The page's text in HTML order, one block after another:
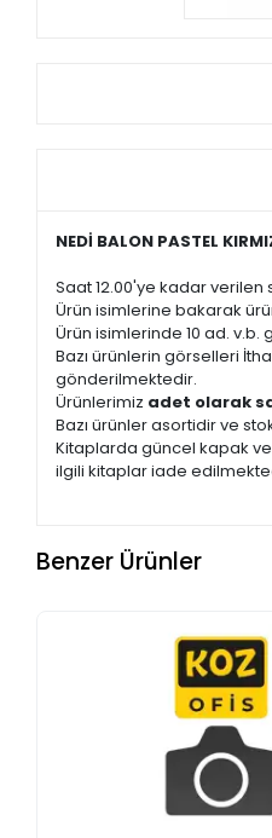
NEDİ BALON PASTEL
Saat 12.00'ye kadar
Ürün isimlerine bakarak
Ürün isimlerinde 10 ad. v.b.
Bazı ürünlerin görselleri
gönderilmektedir.
Ürünlerimiz adet olarak
Bazı ürünler asortidir ve
Kitaplarda güncel kapak
ilgili kitaplar iade
Benzer Ürünler